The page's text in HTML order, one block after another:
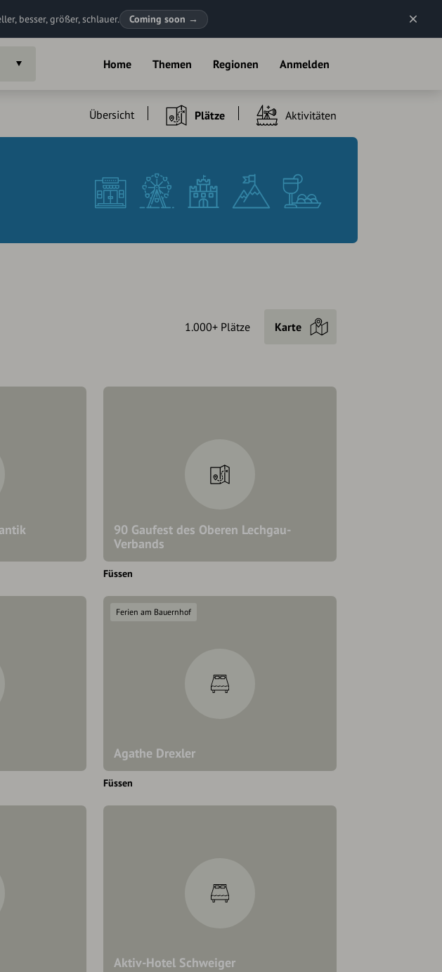
besser, größer, schlauer. Coming soon →
Home Themen Regionen Anmelden
Übersicht Plätze Aktivitäten
1.000+ Plätze Karte
90 Gaufest des Oberen Lechgau-
Verbands
Füssen
Agathe Drexler
Ferien am Bauernhof
Füssen
Aktiv-Hotel Schweiger